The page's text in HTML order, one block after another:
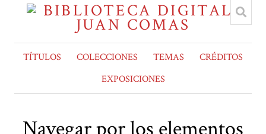
TÍTULOS COLECCIONES TEMAS
CRÉDITOS
EXPOSICIONES